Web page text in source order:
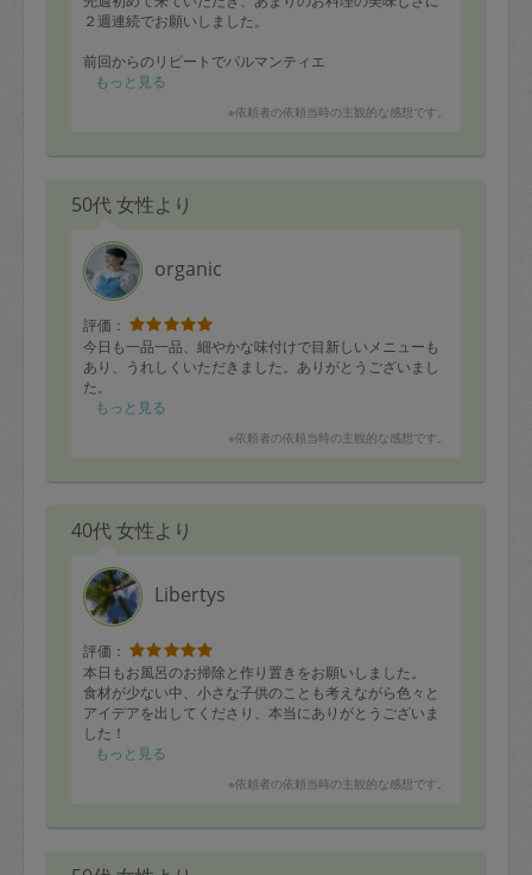
２週連続でお願いしました。
前回からのリピートでパルマンティエ
他の方のレビューで絶賛されていた唐揚げ、エビフラ
子供用にミートボール、小松菜煮浸し、かぼちゃの煮
そして大人用に豚の角煮
をお願いしました。
め、お箸が止まりません。
鯛の炊き込みご飯も塩昆布がアクセントになり、と〜っ
ても美味しかったです。
写真を撮る前に食べ始めてしまったので、次回は写真を
しっかり撮りたいと思います。
献立の相談にものっていただいて、ありがたいかぎりで
す。
またどうぞよろしくお願いいたします。
もっと見る
※依頼者の依頼当時の主観的な感想です。
50代 女性より
organic
評価：
今日も一品一品、細やかな味付けで目新しいメニューも
あり、うれしくいただきました。ありがとうございまし
た。
もっと見る
※依頼者の依頼当時の主観的な感想です。
40代 女性より
Libertys
評価：
本日もお風呂のお掃除と作り置きをお願いしました。
食材が少ない中、小さな子供のことも考えながら色々と
アイデアを出してくださり、本当にありがとうございま
した！
早速ランチに頂いておりますが、子供も「これ、とっっ
またぜひ宜しくお願い致します。
もっと見る
※依頼者の依頼当時の主観的な感想です。